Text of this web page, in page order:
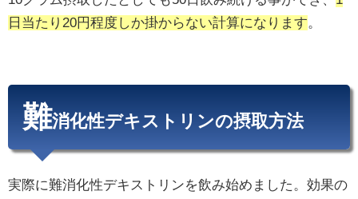
日当たり20円程度しか掛からない計算になります。
難消化性デキストリンの摂取方法
実際に難消化性デキストリンを飲み始めました。効果の